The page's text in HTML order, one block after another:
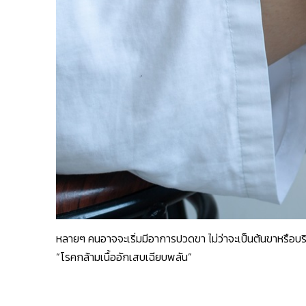
หลายๆ คนอาจจะเริ่มมีอาการปวดขา ไม่ว่าจะเป็นต้นขาห
“โรคกล้ามเนื้ออักเสบเฉียบพลัน”